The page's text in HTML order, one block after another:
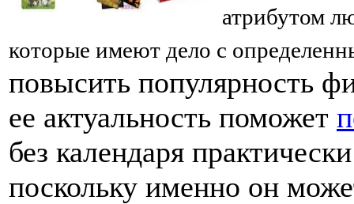
атрибутом
которые имеют дело с
повысить популярность
ее актуальность поможет
без календаря
поскольку именно он